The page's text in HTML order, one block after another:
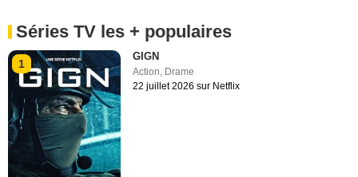
Séries TV les + populaires
1
GIGN
Action Drame
22 juillet 2026 sur Netflix